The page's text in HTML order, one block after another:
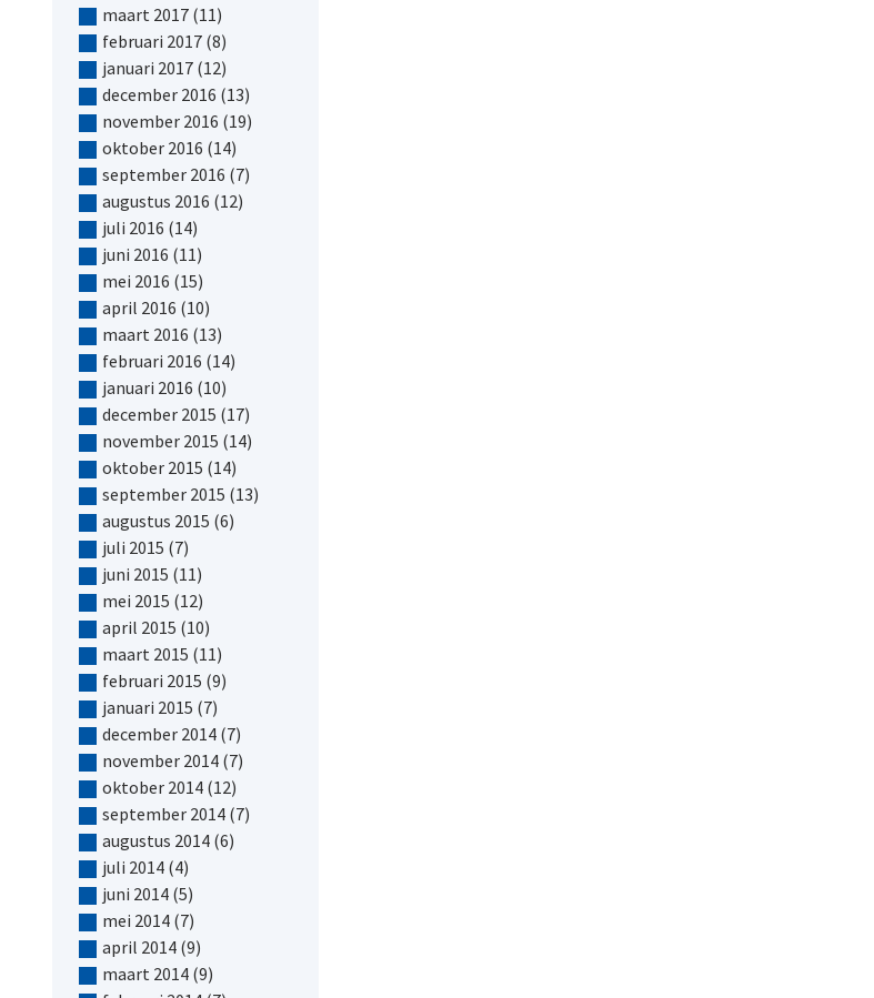
maart 2017(11)
februari 2017(8)
januari 2017(12)
december 2016 (13)
november 2016 (19)
oktober 2016 (14)
september 2016 (7)
augustus 2016 (12)
juli 2016 (14)
juni 2016 (11)
mei 2016 (15)
april 2016 (10)
maart 2016 (13)
februari 2016 (14)
januari 2016 (10)
december 2015 (17)
november 2015 (14)
oktober 2015 (14)
september 2015 (13)
augustus 2015 (6)
juli 2015 (7)
juni 2015 (11)
mei 2015 (12)
april 2015 (10)
maart 2015 (11)
februari 2015 (9)
januari 2015 (7)
december 2014(7)
november 2014(7)
oktober 2014(12)
september 2014(7)
augustus 2014(6)
juli 2014(4)
juni 2014(5)
mei 2014(7)
april 2014(9)
maart 2014(9)